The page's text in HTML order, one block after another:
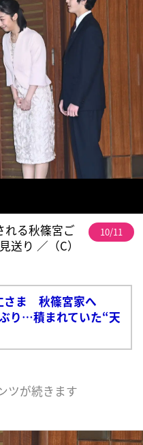
れる秋篠宮ご
送り ／（C）
10/11
さま 秋篠宮家へ
り…積まれていた“天
ツが続きます